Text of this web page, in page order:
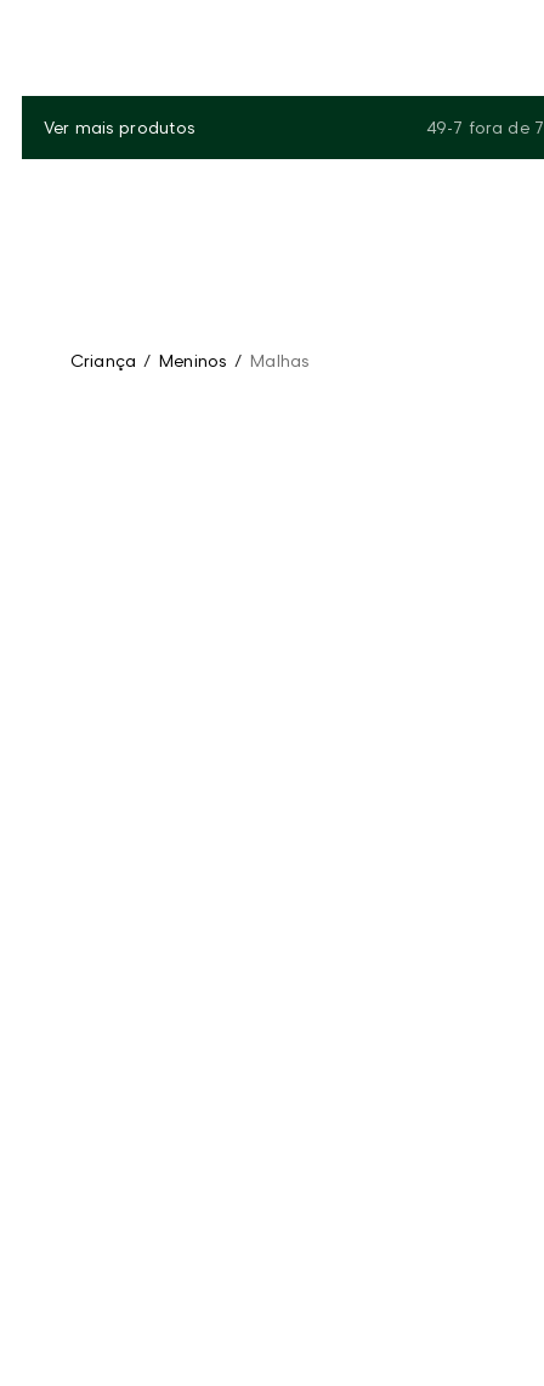
Ver mais produtos 49-7 fora de 7
Criança / Meninos / Malhas